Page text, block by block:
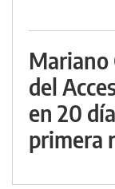
Mariano
del
en 20
primera